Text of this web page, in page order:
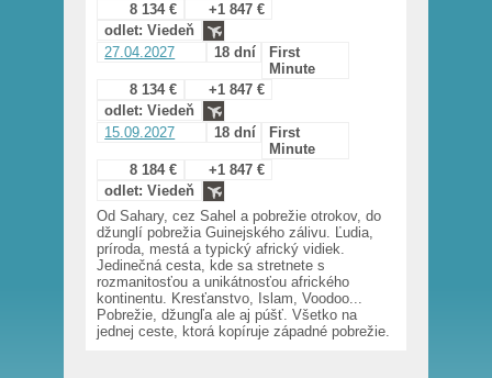
8 134 €
+1 847 €
odlet: Viedeň
27.04.2027
18 dní
First
Minute
8 134 €
+1 847 €
odlet: Viedeň
15.09.2027
18 dní
First
Minute
8 184 €
+1 847 €
odlet: Viedeň
Od Sahary, cez Sahel a pobrežie otrokov, do
džunglí pobrežia Guinejského zálivu. Ľudia,
príroda, mestá a typický africký vidiek.
Jedinečná cesta, kde sa stretnete s
rozmanitosťou a unikátnosťou afrického
kontinentu. Kresťanstvo, Islam, Voodoo...
Pobrežie, džungľa ale aj púšť. Všetko na
jednej ceste, ktorá kopíruje západné pobrežie.